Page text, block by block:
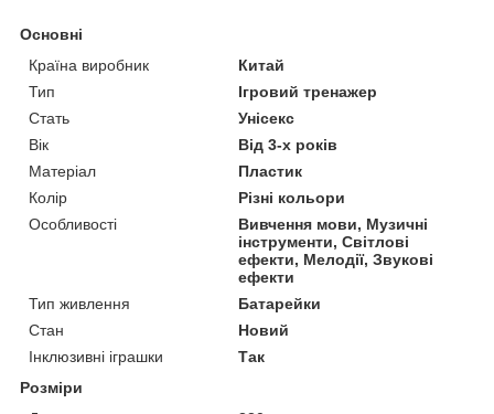
Основні
Країна виробник
Китай
Тип
Ігровий тренажер
Стать
Унісекс
Вік
Від 3-х років
Матеріал
Пластик
Колір
Різні кольори
Особливості
Вивчення мови, Музичні
інструменти, Світлові
ефекти, Мелодії, Звукові
ефекти
Тип живлення
Батарейки
Стан
Новий
Інклюзивні іграшки
Так
Розміри